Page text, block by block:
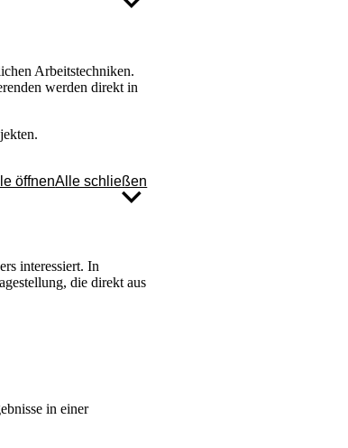
Arbeitstechniken.
werden direkt in
öffnenAlle schließen
interessiert. In
die direkt aus
in einer